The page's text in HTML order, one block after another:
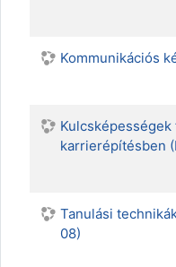
Kommunikációs
karrierépítésben
Tanulási
08)